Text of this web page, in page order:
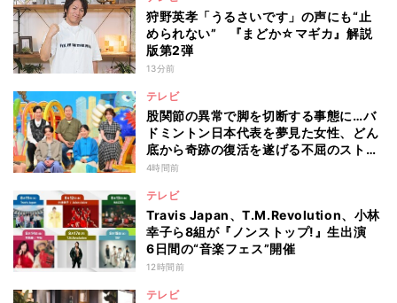
狩野英孝「うるさいです」の声にも“止
められない” 『まどか☆マギカ』解説
版第2弾
13分前
テレビ
股関節の異常で脚を切断する事態に…バ
ドミントン日本代表を夢見た女性、どん
底から奇跡の復活を遂げる不屈のストー
リー『仰天』が再現
4時間前
テレビ
Travis Japan、T.M.Revolution、小林
幸子ら8組が『ノンストップ!』生出演
6日間の“音楽フェス”開催
12時間前
テレビ